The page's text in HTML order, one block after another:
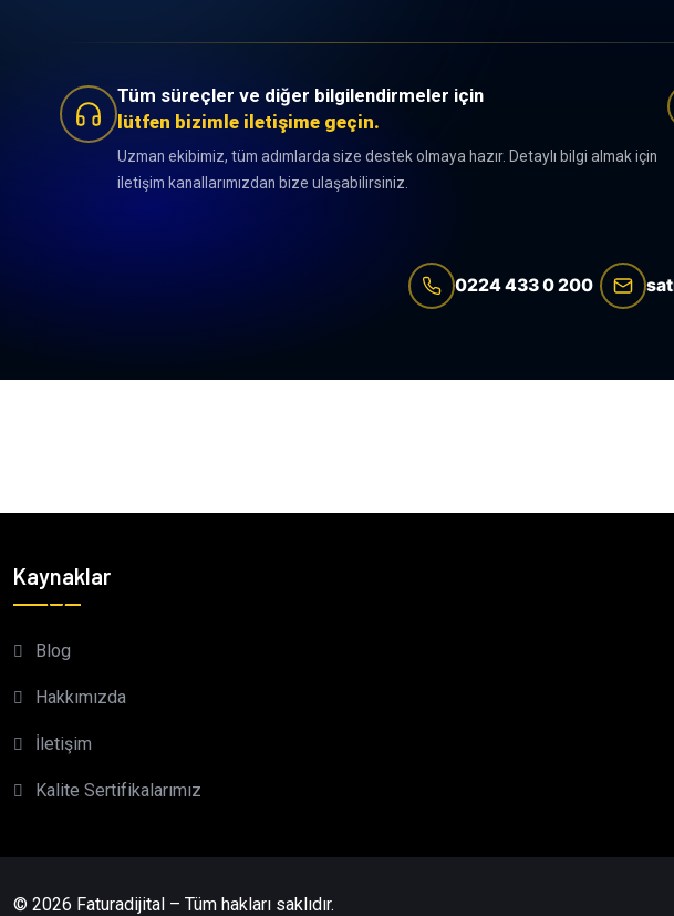
Tüm süreçler ve diğer bilgilendirmeler için
lütfen bizimle iletişime geçin.
Uzman ekibimiz, tüm adımlarda size destek olmaya hazır. Detaylı bilgi almak için
iletişim kanallarımızdan bize ulaşabilirsiniz.
0224 433 0 200
Kaynaklar
Blog
Hakkımızda
İletişim
Kalite Sertifikalarımız
© 2026 Faturadijital – Tüm hakları saklıdır.